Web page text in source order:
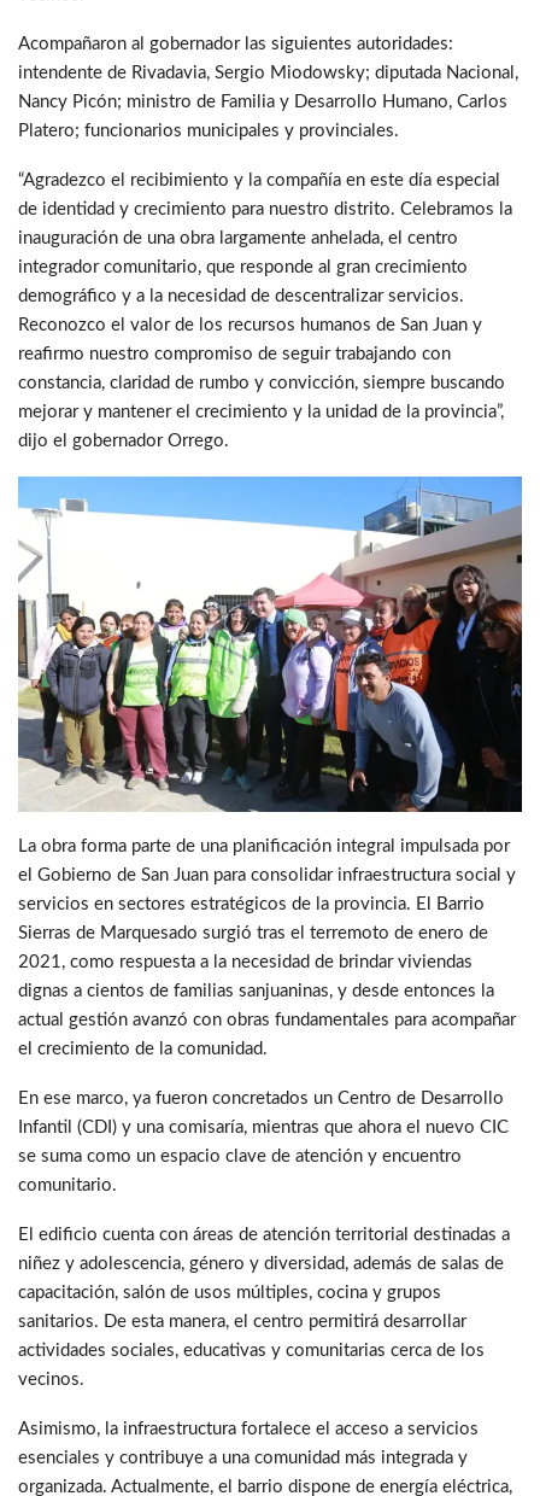
Acompañaron al gobernador las siguientes autoridades:
intendente de Rivadavia, Sergio Miodowsky; diputada Nacional,
Nancy Picón; ministro de Familia y Desarrollo Humano, Carlos
Platero; funcionarios municipales y provinciales.
“Agradezco el recibimiento y la compañía en este día especial
de identidad y crecimiento para nuestro distrito. Celebramos la
inauguración de una obra largamente anhelada, el centro
integrador comunitario, que responde al gran crecimiento
demográfico y a la necesidad de descentralizar servicios.
Reconozco el valor de los recursos humanos de San Juan y
reafirmo nuestro compromiso de seguir trabajando con
constancia, claridad de rumbo y convicción, siempre buscando
mejorar y mantener el crecimiento y la unidad de la provincia”,
dijo el gobernador Orrego.
La obra forma parte de una planificación integral impulsada por
el Gobierno de San Juan para consolidar infraestructura social y
servicios en sectores estratégicos de la provincia. El Barrio
Sierras de Marquesado surgió tras el terremoto de enero de
2021, como respuesta a la necesidad de brindar viviendas
dignas a cientos de familias sanjuaninas, y desde entonces la
actual gestión avanzó con obras fundamentales para acompañar
el crecimiento de la comunidad.
En ese marco, ya fueron concretados un Centro de Desarrollo
Infantil (CDI) y una comisaría, mientras que ahora el nuevo CIC
se suma como un espacio clave de atención y encuentro
comunitario.
El edificio cuenta con áreas de atención territorial destinadas a
niñez y adolescencia, género y diversidad, además de salas de
capacitación, salón de usos múltiples, cocina y grupos
sanitarios. De esta manera, el centro permitirá desarrollar
actividades sociales, educativas y comunitarias cerca de los
vecinos.
Asimismo, la infraestructura fortalece el acceso a servicios
esenciales y contribuye a una comunidad más integrada y
organizada. Actualmente, el barrio dispone de energía eléctrica,